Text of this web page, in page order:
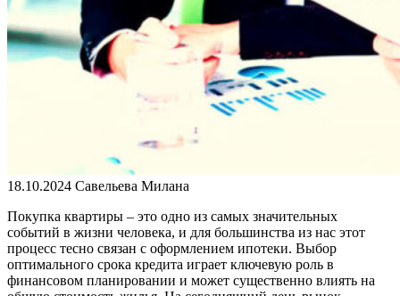
18.10.2024 Савельева Милана
Покупка квартиры – это одно из самых значительных
событий в жизни человека, и для большинства из нас этот
процесс тесно связан с оформлением ипотеки. Выбор
оптимального срока кредита играет ключевую роль в
финансовом планировании и может существенно влиять на